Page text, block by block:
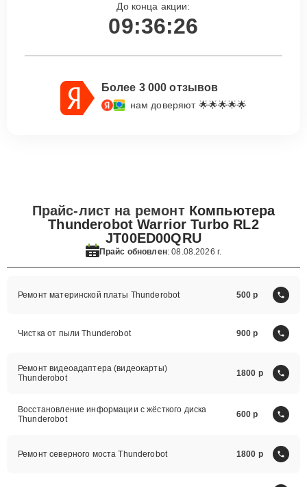
До конца акции:
09:36:25
Более 3 000 отзывов
нам доверяют 🌟🌟🌟🌟🌟
Прайс-лист на ремонт Компьютера
Thunderobot Warrior Turbo RL2
JT00ED00QRU
Прайс обновлен: 08.08.2026 г.
Ремонт материнской платы Thunderobot 500
Чистка от пыли Thunderobot 900
Ремонт видеоадаптера (видеокарты)
Thunderobot
1800
Восстановление информации с жёсткого диска
Thunderobot
600
Ремонт северного моста Thunderobot 1800